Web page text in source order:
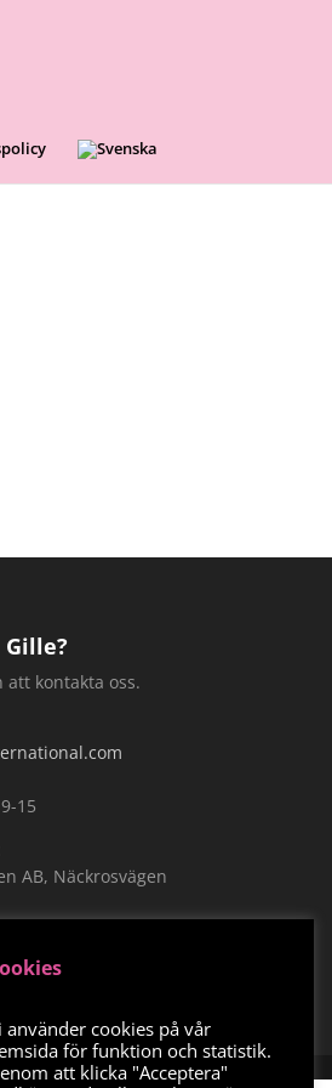
att kontakta oss.
15
AB, Näckrosvägen
använder cookies på vår
för funktion och statistik.
att klicka "Acceptera"